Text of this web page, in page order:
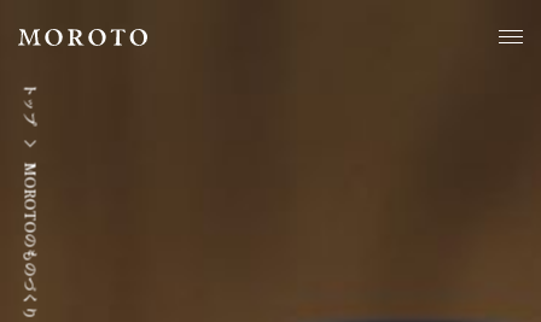
トップ
MOROTOのものづくり